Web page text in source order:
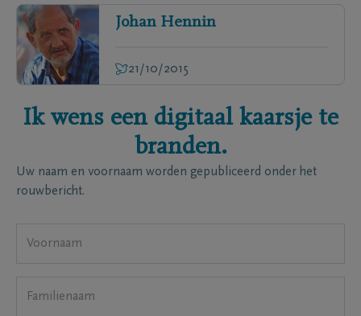
Johan Hennin
21/10/2015
Ik wens een digitaal kaarsje te
branden.
Uw naam en voornaam worden gepubliceerd onder het
rouwbericht.